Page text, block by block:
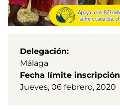
Delegación
Málaga
Fecha límite inscripción
Jueves, 06 febrero, 2020